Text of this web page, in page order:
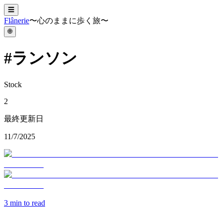
☰
Flânerie〜心のままに歩く旅〜
🌐
#ランソン
Stock
2
最終更新日
11/7/2025
3 min to read